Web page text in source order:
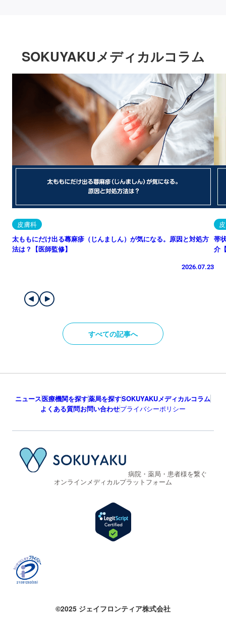
SOKUYAKUメディカルコラム
皮膚科
太ももにだけ出る蕁麻疹（じんましん）が気になる。原因と対処方
法は？【医師監修】
2026.07.23
帯
介
すべての記事へ
ニュース医療機関を探す薬局を探すSOKUYAKUメディカルコラム
よくある質問お問い合わせプライバシーポリシー
病院・薬局・患者様を繋ぐ
オンラインメディカルプラットフォーム
©2025 ジェイフロンティア株式会社